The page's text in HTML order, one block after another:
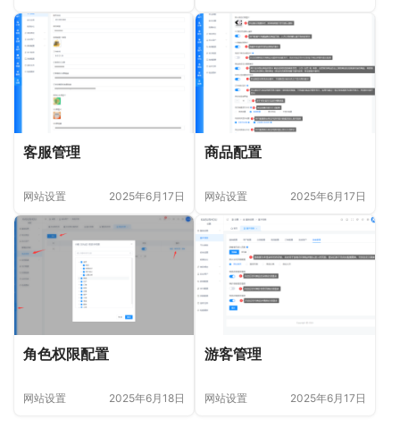
客服管理
网站设置 2025年6月17日
商品配置
网站设置 2025年6月17日
角色权限配置
网站设置 2025年6月18日
游客管理
网站设置 2025年6月17日